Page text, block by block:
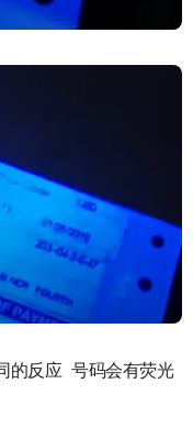
的反应 号码会有荧光